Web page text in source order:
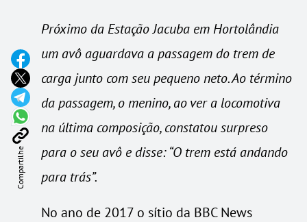
Compartilhe
Próximo da Estação Jacuba em Hortolândia
um avô aguardava a passagem do trem de
carga junto com seu pequeno neto. Ao término
da passagem, o menino, ao ver a locomotiva
na última composição, constatou surpreso
para o seu avô e disse: “O trem está andando
para trás”.
No ano de 2017 o sítio da BBC News